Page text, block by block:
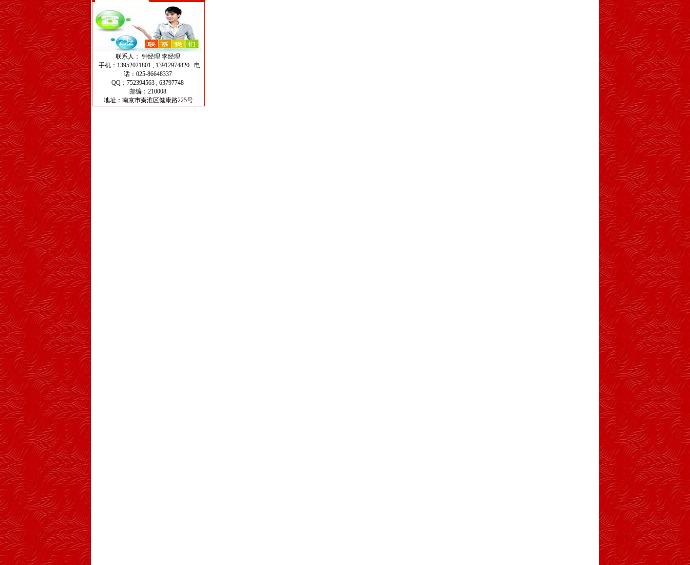
联系人： 钟经理 李经理
手机：13952021801 , 13912974820 电
话：025-86648337
QQ：752394563 , 63797748
邮编：210008
地址：南京市秦淮区健康路225号